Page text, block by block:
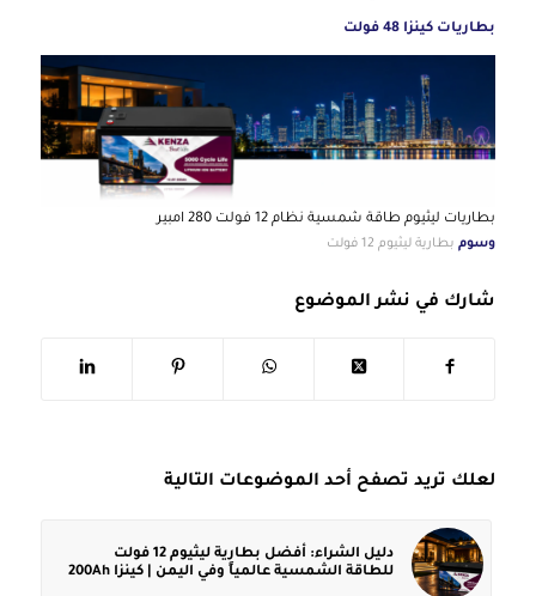
بطاريات كينزا 48 فولت
بطاريات ليثيوم طاقة شمسية نظام 12 فولت 280 امبير
وسوم بطارية ليثيوم 12 فولت
شارك في نشر الموضوع
لعلك تريد تصفح أحد الموضوعات التالية
دليل الشراء: أفضل بطارية ليثيوم 12 فولت
للطاقة الشمسية عالمياً وفي اليمن | كينزا 200Ah